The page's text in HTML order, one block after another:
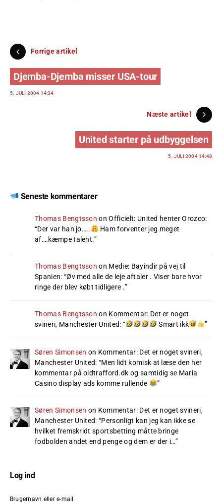
Forrige artikel
Djemba-Djemba misser USA-tour
5. JULI 2004 14:34
Næste artikel
United starter på udbyggelsen
5. JULI 2004 14:48
Seneste kommentarer
Thomas Bengtsson onOfficielt: United henter Orozco:
“Der var han jo…..
Ham forventer jeg meget
af….kæmpe talent.”
Thomas Bengtsson on Medie: Bayindir på vej til
Spanien: “Øv med alle de leje aftaler . Viser bare hvor
ringe der blev købt tidligere .”
Thomas Bengtsson on Kommentar: Det er noget
svineri, Manchester United: “ Smart ikk ”
Søren Simonsen on Kommentar: Det er noget svineri,
Manchester United: “Men lidt komisk at læse den her
kommentar på oldtrafford.dk og samtidig se Maria
Casino display ads komme rullende
”
Søren Simonsen on Kommentar: Det er noget svineri,
Manchester United: “Personligt kan jeg kan ikke se
hvilket fremskridt sportsbetting måtte bringe
fodbolden andet end penge og dem er der i…”
Log ind
Brugernavn eller e-mail